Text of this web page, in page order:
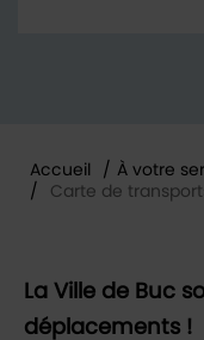
Accueil / À votre
/
Carte de
La Ville de Buc
déplacements !